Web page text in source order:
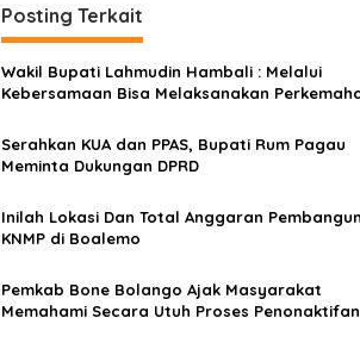
i
g
a
i
o
s
Posting Terkait
Wakil Bupati Lahmudin Hambali : Melalui
Kebersamaan Bisa Melaksanakan
Serahkan KUA dan PPAS, Bupati Rum Pagau
Meminta Dukungan DPRD
Inilah Lokasi Dan Total Anggaran
KNMP di Boalemo
Pemkab Bone Bolango Ajak Masyarakat
Memahami Secara Utuh Proses Penonaktifan